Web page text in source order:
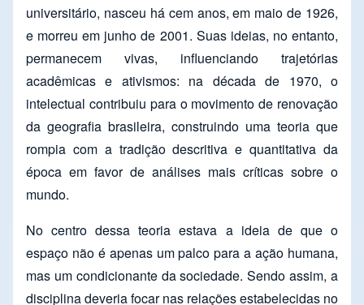
universitário, nasceu há cem anos, em maio de 1926,
e morreu em junho de 2001. Suas ideias, no entanto,
permanecem vivas, influenciando trajetórias
acadêmicas e ativismos: na década de 1970, o
intelectual contribuiu para o movimento de renovação
da geografia brasileira, construindo uma teoria que
rompia com a tradição descritiva e quantitativa da
época em favor de análises mais críticas sobre o
mundo.
No centro dessa teoria estava a ideia de que o
espaço não é apenas um palco para a ação humana,
mas um condicionante da sociedade. Sendo assim, a
disciplina deveria focar nas relações estabelecidas no